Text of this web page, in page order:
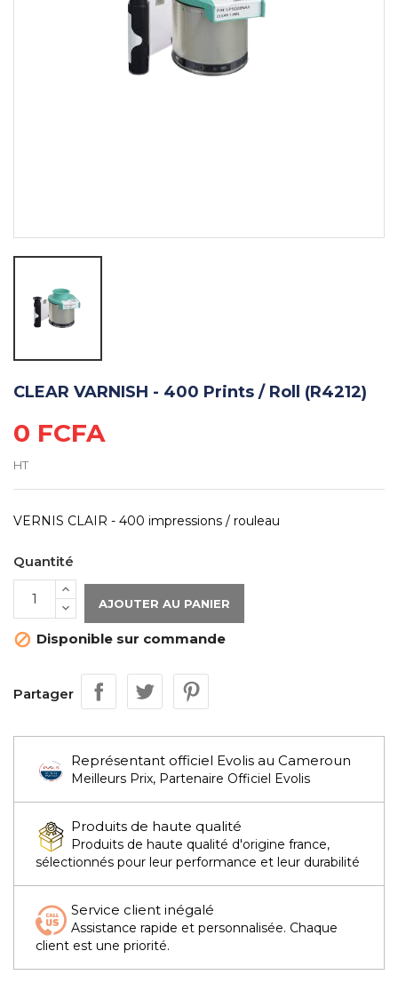
CLEAR VARNISH - 400 Prints / Roll (R4212)
0 FCFA
HT
VERNIS CLAIR - 400 impressions / rouleau
Quantité
AJOUTER AU PANIER
 Disponible sur commande
Partager
Représentant officiel Evolis au Cameroun
Meilleurs Prix, Partenaire Officiel Evolis
Produits de haute qualité
Produits de haute qualité d'origine france,
sélectionnés pour leur performance et leur durabilité
Service client inégalé
Assistance rapide et personnalisée. Chaque
client est une priorité.